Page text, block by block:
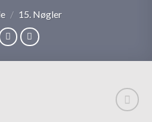
/ 15. Nøgler